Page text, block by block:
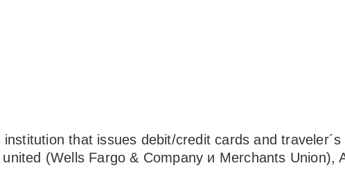
that issues debit/credit cards and
(Wells Fargo & Company и Merchants Union),